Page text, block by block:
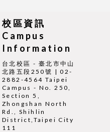
校區資訊
Campus
Information
台北校區 - 臺北市中山
北路五段250號 | 02-
2882-4564 Taipei
Campus - No. 250,
Section 5,
Zhongshan North
Rd., Shihlin
District,Taipei City
111